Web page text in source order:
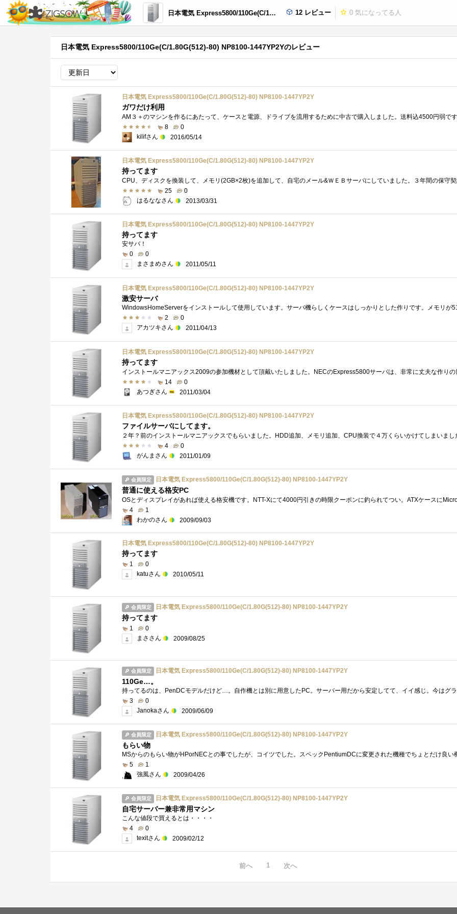
日本電気 Express5800/110Ge(C/1.80G(512)-80) NP8100-1447YP2Y 12 レビュー 0 気になってる人
日本電気 Express5800/110Ge(C/1.80G(512)-80) NP8100-1447YP2Yのレビュー
日本電気 Express5800/110Ge(C/1.80G(512)-80) NP8100-1447YP2Y
ガワだけ利用
8
0
kilifさん
2016/05/14
日本電気 Express5800/110Ge(C/1.80G(512)-80) NP8100-1447YP2Y
持ってます
25
0
はるななさん
2013/03/31
日本電気 Express5800/110Ge(C/1.80G(512)-80) NP8100-1447YP2Y
持ってます
安サバ！
0
0
まさまめさん
2011/05/11
日本電気 Express5800/110Ge(C/1.80G(512)-80) NP8100-1447YP2Y
激安サーバ
2
0
アカツキさん
2011/04/13
日本電気 Express5800/110Ge(C/1.80G(512)-80) NP8100-1447YP2Y
持ってます
14
0
あつぎさん
2011/03/04
日本電気 Express5800/110Ge(C/1.80G(512)-80) NP8100-1447YP2Y
ファイルサーバにしてます。
4
0
がんまさん
2011/01/09
会員限定 日本電気 Express5800/110Ge(C/1.80G(512)-80) NP8100-1447YP2Y
普通に使える格安PC
4
1
わかのさん
2009/09/03
日本電気 Express5800/110Ge(C/1.80G(512)-80) NP8100-1447YP2Y
持ってます
1
0
katuさん
2010/05/11
会員限定 日本電気 Express5800/110Ge(C/1.80G(512)-80) NP8100-1447YP2Y
持ってます
1
0
まささん
2009/08/25
会員限定 日本電気 Express5800/110Ge(C/1.80G(512)-80) NP8100-1447YP2Y
110Ge…。
3
0
Janokaさん
2009/06/09
会員限定 日本電気 Express5800/110Ge(C/1.80G(512)-80) NP8100-1447YP2Y
もらい物
5
1
強風さん
2009/04/26
会員限定 日本電気 Express5800/110Ge(C/1.80G(512)-80) NP8100-1447YP2Y
自宅サーバー兼非常用マシン
こんな値段で買えるとは・・・・
4
0
texitさん
2009/02/12
前へ 1 次へ